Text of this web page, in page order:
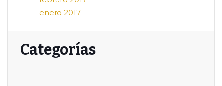
enero 2017
Categorías